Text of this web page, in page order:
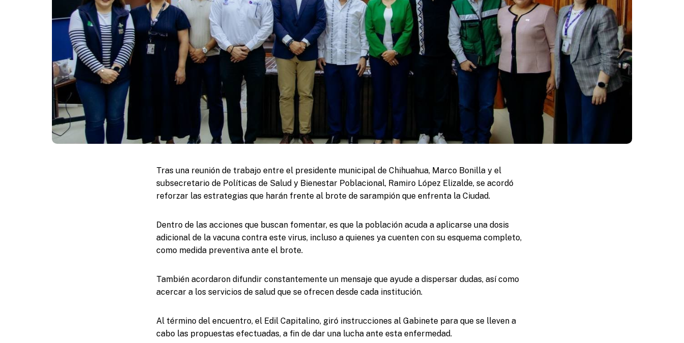
Tras una reunión de trabajo entre el presidente municipal de Chihuahua, Marco Bonilla y el
subsecretario de Políticas de Salud y Bienestar Poblacional, Ramiro López Elizalde, se acordó
reforzar las estrategias que harán frente al brote de sarampión que enfrenta la Ciudad.
Dentro de las acciones que buscan fomentar, es que la población acuda a aplicarse una dosis
adicional de la vacuna contra este virus, incluso a quienes ya cuenten con su esquema completo,
como medida preventiva ante el brote.
También acordaron difundir constantemente un mensaje que ayude a dispersar dudas, así como
acercar a los servicios de salud que se ofrecen desde cada institución.
Al término del encuentro, el Edil Capitalino, giró instrucciones al Gabinete para que se lleven a
cabo las propuestas efectuadas, a fin de dar una lucha ante esta enfermedad.